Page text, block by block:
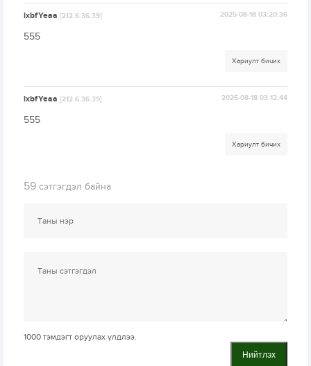
lxbfYeaa[212.6.36.39] 2025-08-18 03:20:36
555
Хариулт бичих
lxbfYeaa[212.6.36.39] 2025-08-18 03:12:44
555
Хариулт бичих
59 сэтгэгдэл байна
1000 тэмдэгт оруулах үлдлээ.
Нийтлэх